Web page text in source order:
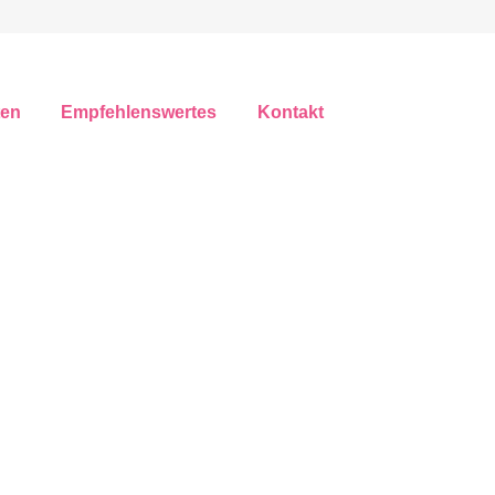
Empfehlenswertes Kontakt